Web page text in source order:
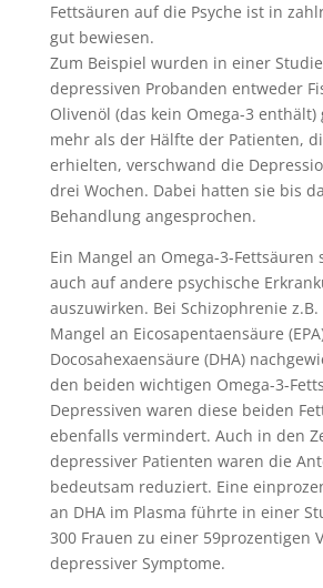
Fettsäuren auf die Psyche ist in
gut bewiesen.
Zum Beispiel wurden in einer
depressiven Probanden entweder
Olivenöl (das kein Omega-3 enthält)
mehr als der Hälfte der Patienten,
erhielten, verschwand die
drei Wochen. Dabei hatten sie bis
Behandlung angesprochen.
Ein Mangel an Omega-3-Fettsäuren
auch auf andere psychische
auszuwirken. Bei Schizophrenie
Mangel an Eicosapentaensäure
Docosahexaensäure (DHA)
den beiden wichtigen Omega-3-
Depressiven waren diese beiden
ebenfalls vermindert. Auch in den
depressiver Patienten waren die
bedeutsam reduziert. Eine
an DHA im Plasma führte in einer
300 Frauen zu einer 59prozentigen
depressiver Symptome.